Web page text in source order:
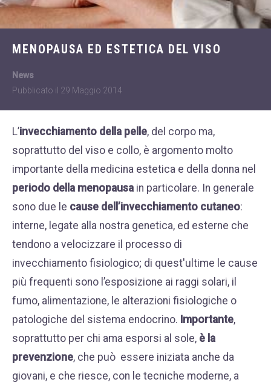
WHATSAPP
+39 389 2681259
Dietologia
Disturbi dell'età
femminile
Problemi sessualità
maschile
Trattamenti estetici
Trattamenti per il
Trattamenti per mani,
MENOPAUSA ED ESTETICA DEL VISO
News
Pubblicato il 29 Maggio 2014
L’invecchiamento della pelle, del corpo ma,
soprattutto del viso e collo, è argomento molto
importante della medicina estetica e della donna nel
periodo della menopausa in particolare. In generale
sono due le cause dell’invecchiamento cutaneo:
interne, legate alla nostra genetica, ed esterne che
tendono a velocizzare il processo di
invecchiamento fisiologico; di quest'ultime le cause
più frequenti sono l’esposizione ai raggi solari, il
fumo, alimentazione, le alterazioni fisiologiche o
patologiche del sistema endocrino. Importante,
soprattutto per chi ama esporsi al sole, è la
prevenzione, che può essere iniziata anche da
giovani, e che riesce, con le tecniche moderne, a